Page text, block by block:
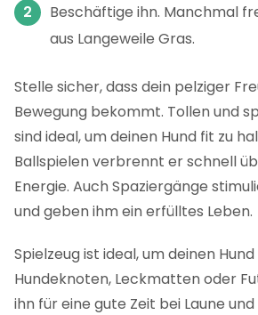
Beschäftige ihn. Manchmal
aus Langeweile Gras.
Stelle sicher, dass dein pelziger
Bewegung bekommt. Tollen und
sind ideal, um deinen Hund fit zu
Ballspielen verbrennt er schnell
Energie. Auch Spaziergänge
und geben ihm ein erfülltes Leben.
Spielzeug ist ideal, um deinen
Hundeknoten, Leckmatten oder
ihn für eine gute Zeit bei Laune